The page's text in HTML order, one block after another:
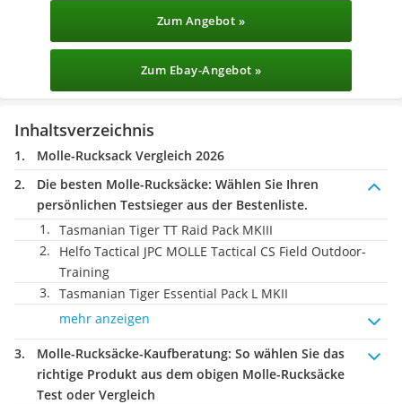
Zum Angebot »
Zum Ebay-Angebot »
Inhaltsverzeichnis
Molle-Rucksack Vergleich 2026
Die besten Molle-Rucksäcke: Wählen Sie Ihren
persönlichen Testsieger aus der Bestenliste.
Tasmanian Tiger TT Raid Pack MKIII
Helfo Tactical JPC MOLLE Tactical CS Field Outdoor-
Training
Tasmanian Tiger Essential Pack L MKII
mehr anzeigen
Molle-Rucksäcke-Kaufberatung: So wählen Sie das
richtige Produkt aus dem obigen Molle-Rucksäcke
Test oder Vergleich